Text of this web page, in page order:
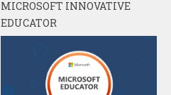
MICROSOFT INNOVATIVE
EDUCATOR